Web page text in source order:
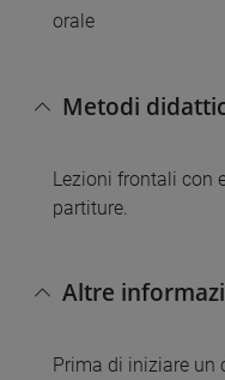
orale
Metodi
Lezioni frontali con
partiture.
Altre
Prima di iniziare un